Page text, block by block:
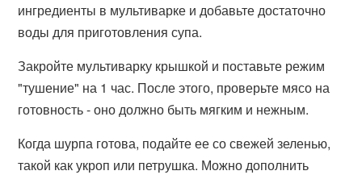
ингредиенты в мультиварке и добавьте достаточно
воды для приготовления супа.
Закройте мультиварку крышкой и поставьте режим
"тушение" на 1 час. После этого, проверьте мясо на
готовность - оно должно быть мягким и нежным.
Когда шурпа готова, подайте ее со свежей зеленью,
такой как укроп или петрушка. Можно дополнить